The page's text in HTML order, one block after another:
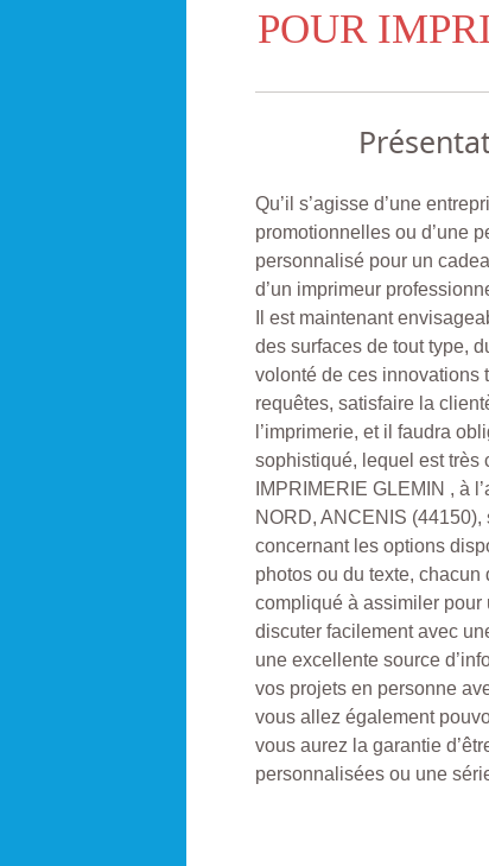
POUR
Qu’il s’agisse d’une
promotionnelles ou d’une
personnalisé pour un
d’un imprimeur
Il est maintenant
des surfaces de tout type,
volonté de ces innovations
requêtes, satisfaire la
l’imprimerie, et il faudra
sophistiqué, lequel est très
IMPRIMERIE GLEMIN , à
NORD, ANCENIS
concernant les options
photos ou du texte,
compliqué à assimiler pour
discuter facilement avec
une excellente source
vos projets en personne
vous allez également
vous aurez la garantie
personnalisées ou une